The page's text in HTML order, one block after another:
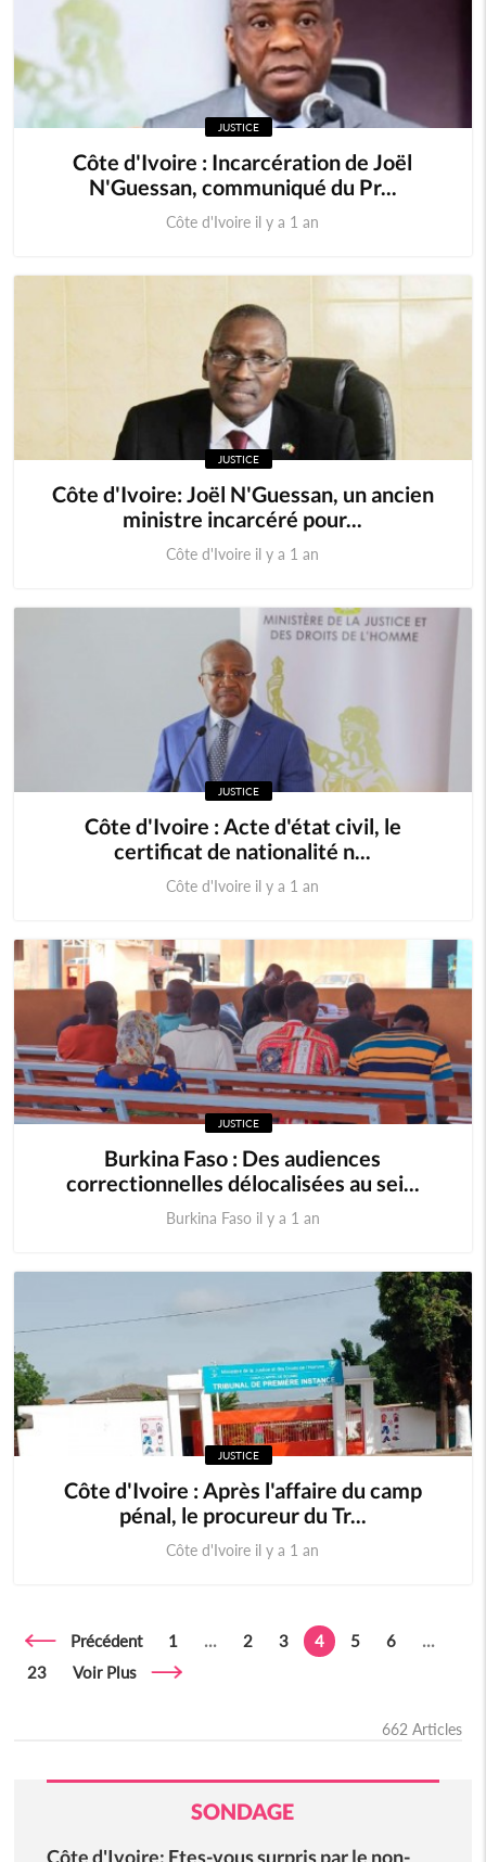
JUSTICE
Côte d'Ivoire : Incarcération de Joël
N'Guessan, communiqué du Pr...
Côte d'Ivoire il y a 1 an
JUSTICE
Côte d'Ivoire: Joël N'Guessan, un ancien
ministre incarcéré pour...
Côte d'Ivoire il y a 1 an
JUSTICE
Côte d'Ivoire : Acte d'état civil, le
certificat de nationalité n...
Côte d'Ivoire il y a 1 an
JUSTICE
Burkina Faso : Des audiences
correctionnelles délocalisées au sei...
Burkina Faso il y a 1 an
JUSTICE
Côte d'Ivoire : Après l'affaire du camp
pénal, le procureur du Tr...
Côte d'Ivoire il y a 1 an
Précédent 1 ... 2 3 4 5 6
...
23
Voir Plus
662 Articles
SONDAGE
Côte d'Ivoire: Etes-vous surpris par le non-